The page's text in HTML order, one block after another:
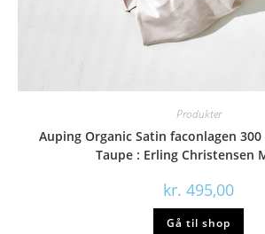
Produkter
Auping Organic Satin faconlagen 300
Taupe : Erling Christensen
kr. 495,00
Gå til shop